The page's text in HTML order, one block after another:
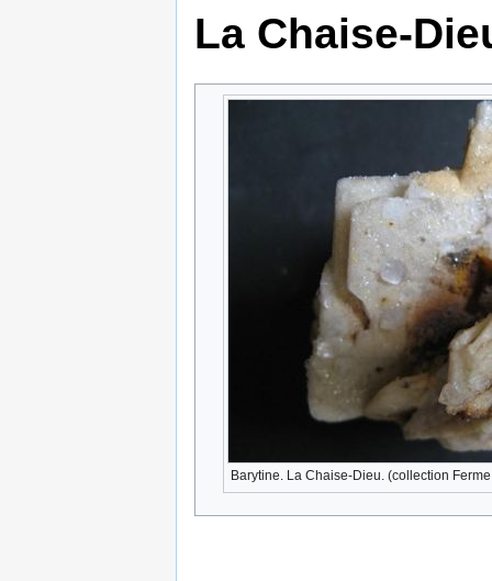
La Chaise-
Barytine. La Chaise-Dieu. (collection